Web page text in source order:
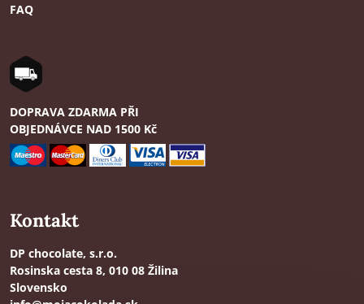
FAQ
DOPRAVA ZDARMA PŘI
OBJEDNÁVCE NAD 1500 Kč
Kontakt
DP chocolate, s.r.o.
Rosinska cesta 8, 010 08 Žilina
Slovensko